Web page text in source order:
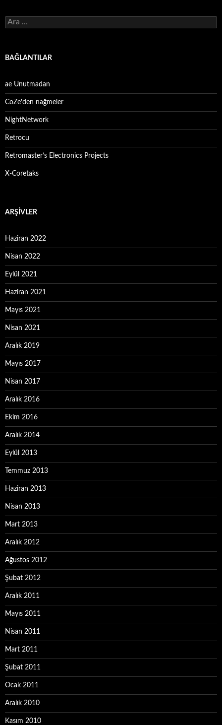
Arama:
BAĞLANTILAR
ae Unutmadan
CoZe'den nağmeler
NightNetwork
Retrocu
Retromaster’s Electronics Projects
X-Coretaks
ARŞIVLER
Haziran 2022
Nisan 2022
Eylül 2021
Haziran 2021
Mayıs 2021
Nisan 2021
Aralık 2019
Mayıs 2017
Nisan 2017
Aralık 2016
Ekim 2016
Aralık 2014
Eylül 2013
Temmuz 2013
Haziran 2013
Nisan 2013
Mart 2013
Aralık 2012
Ağustos 2012
Şubat 2012
Aralık 2011
Mayıs 2011
Nisan 2011
Mart 2011
Şubat 2011
Ocak 2011
Aralık 2010
Kasım 2010